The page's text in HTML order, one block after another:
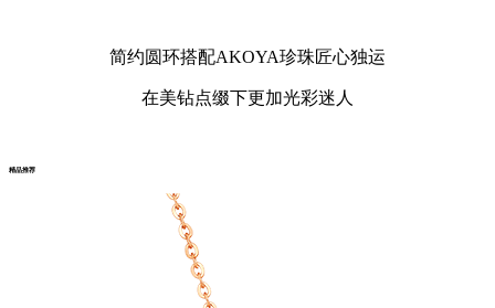
简约圆环搭配AKOYA珍珠匠心独运
在美钻点缀下更加光彩迷人
精品推荐